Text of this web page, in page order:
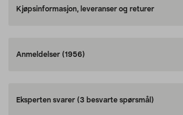
Kjøpsinformasjon, leveranser og returer
Anmeldelser (1956)
Eksperten svarer (3 besvarte spørsmål)